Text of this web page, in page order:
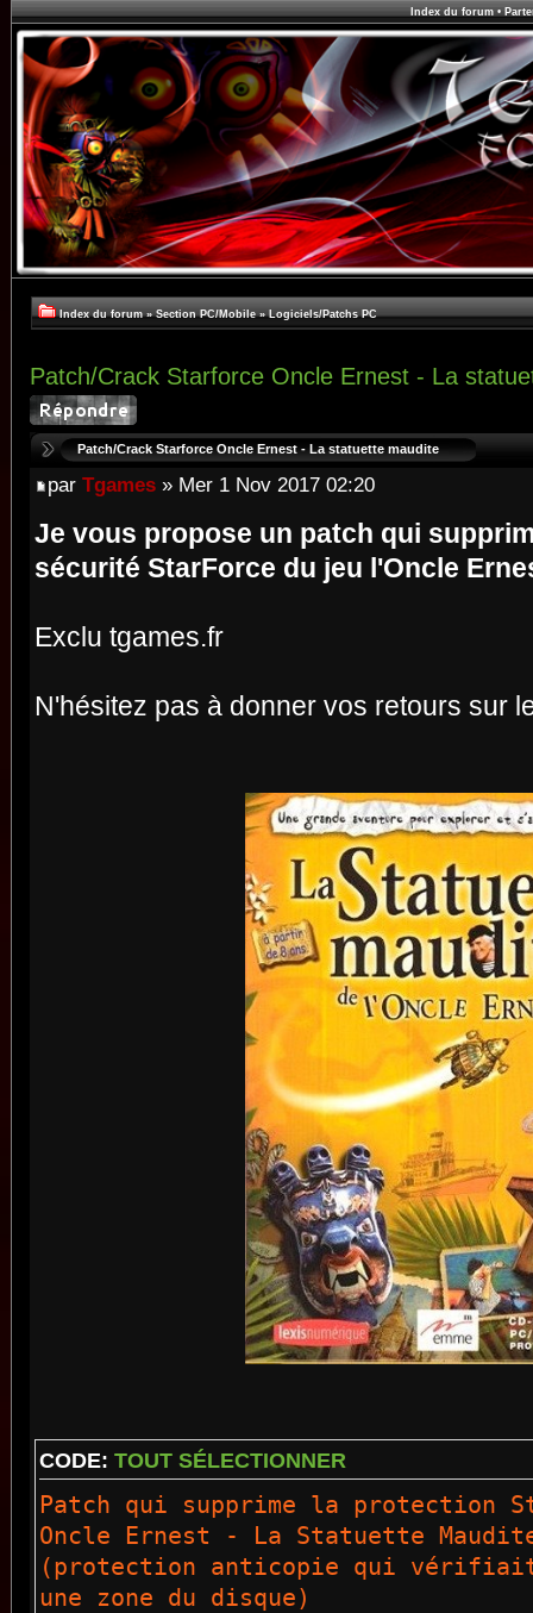
Index du forum•
Index du forum » Section PC/Mobile » Logiciels/Patchs PC
Patch/Crack Starforce Oncle Ernest - La
Patch/Crack Starforce Oncle Ernest - La statuette maudite
par Tgames » Mer 1 Nov 2017 02:20
Je vous propose un patch qui
sécurité StarForce du jeu l'Oncle
Exclu tgames.fr
N'hésitez pas à donner vos retours sur
CODE: TOUT SÉLECTIONNER
Patch qui supprime la protection
Oncle Ernest - La Statuette
(protection anticopie qui
une zone du disque)